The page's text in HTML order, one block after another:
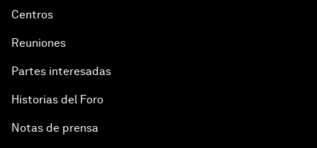
Centros
Reuniones
Partes interesadas
Historias del Foro
Notas de prensa